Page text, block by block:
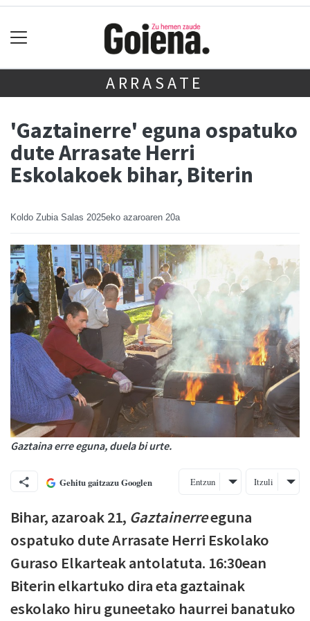
ARRASATE
'Gaztainerre' eguna ospatuko
dute Arrasate Herri
Eskolakoek bihar, Biterin
Koldo Zubia Salas 2025eko azaroaren 20a
Gaztaina erre eguna, duela bi urte.
Gehitu gaitzazu Googlen Entzun Itzuli
Bihar, azaroak 21, Gaztainerreeguna
ospatuko dute Arrasate Herri Eskolako
Guraso Elkarteak antolatuta. 16:30ean
Biterin elkartuko dira eta gaztainak
eskolako hiru guneetako haurrei banatuko